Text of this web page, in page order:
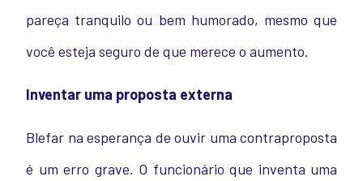
pareça tranquilo ou bem humorado, mesmo que
você esteja seguro de que merece o aumento.
Inventar uma proposta externa
Blefar na esperança de ouvir uma contraproposta
é um erro grave. O funcionário que inventa uma